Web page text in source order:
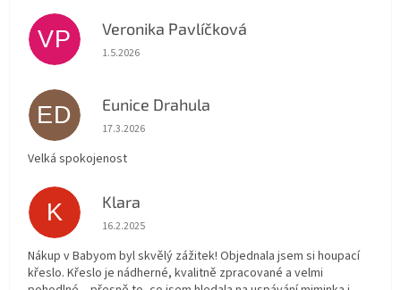
VP Veronika Pavlíčková
Hodnocení obchodu je 5 z 5 hvězdiček.
1.5.2026
ED Eunice Drahula
Hodnocení obchodu je 5 z 5 hvězdiček.
17.3.2026
Velká spokojenost
K Klara
Hodnocení obchodu je 5 z 5 hvězdiček.
16.2.2025
Nákup v Babyom byl skvělý zážitek! Objednala jsem si houpací
křeslo. Křeslo je nádherné, kvalitně zpracované a velmi